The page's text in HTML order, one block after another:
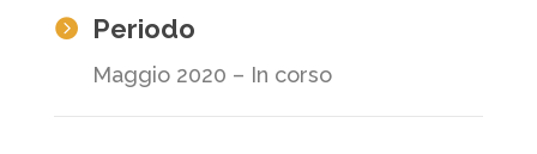
 Periodo
Maggio 2020 – In corso